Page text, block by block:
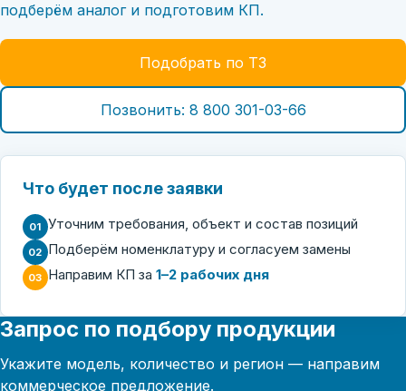
подберём аналог и подготовим КП.
Подобрать по ТЗ
Позвонить: 8 800 301-03-66
Что будет после заявки
01 Уточним требования, объект и состав позиций
02 Подберём номенклатуру и согласуем замены
03 Направим КП за 1–2 рабочих дня
Запрос по подбору продукции
Укажите модель, количество и регион — направим
коммерческое предложение.